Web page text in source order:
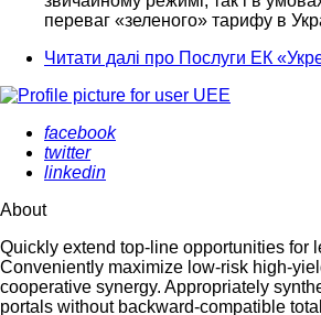
переваг «зеленого» тарифу в
Читати далі про Послуги ЕК
facebook
twitter
linkedin
About
Quickly extend top-line opportunities for
Conveniently maximize low-risk high-
cooperative synergy. Appropriately
portals without backward-compatible